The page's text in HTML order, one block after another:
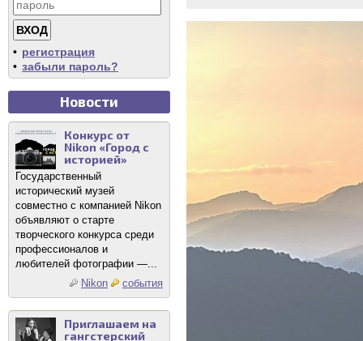
• регистрация
• забыли пароль?
Новости
Конкурс от
Nikon «Город с
историей»
Государственный
исторический музей
совместно с компанией Nikon
объявляют о старте
творческого конкурса среди
профессионалов и
любителей фотографии —...
Nikon
события
Приглашаем на
гангстерский